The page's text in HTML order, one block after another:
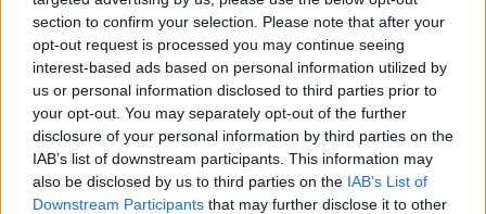
section to confirm your selection. Please note that after your
opt-out request is processed you may continue seeing
interest-based ads based on personal information utilized by
us or personal information disclosed to third parties prior to
your opt-out. You may separately opt-out of the further
disclosure of your personal information by third parties on the
IAB’s list of downstream participants. This information may
also be disclosed by us to third parties on the IAB’s List of
Downstream Participants that may further disclose it to other
Do kalkulace těch, kteří jsou zklamáni, je podle mého
soudu již také započítán "koeficient neplnění závazků". Za
touto kalkulací jsou letité zkušenosti s neplněním
mezinárodně sjednaných cílů. Všechny by určitě hodně
překvapilo, kdyby byl Implementační plán splněn na 100
procent.V takovém případě bychom museli nejpíš zpětně
konstatovat, že šlo o mimořádně silný, ba přelomový
dokument. Jsem totiž přesvědčen, že naplnění všeho, co
tento dokument obsahuje, by posunulo výhybky světového
vývoje k udržitelnému rozvoji velmi podstatným způsobem.